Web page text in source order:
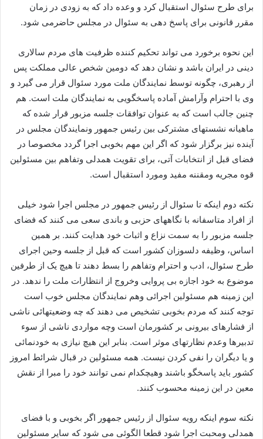
برای طرح سئوال استقبال کرد و وعده داد که به زودی در زمان
مقرر قانونی برای پاسخ دهی به سئوال در مجلس حاضرمی شود.
این نحوه برخورد می تواند تحکیم کننده ظرفیت های مردم سالاری
دینی در ایران باشد و نشان دهد که دومین شخص عالی مملکت پس
از رهبری، چگونه توسط نمایندگان ملت مورد سئوال قرار می گیرد و
وی با احترام وآرامش آماده پاسخگویی به نمایندگان ملت است. هم
چنین جالب است که به عنوان توافقات جلسه مزبور قرار شده که
ماهیانه نشستهای مشترکی بین رئیس جمهور ونمایندگان مجلس در
آینده نیز برگزار شود که اگر این مهم بخوبی اجرا گردد مخصوصا در
فضای قبل از انتخابات آتی، برای تقویت همدلی وتفاهم بین مسئولین
قوه مجریه ومقننه مفید ومورد استقبال است.
نکته دوم اینکه تا سئوال از رئیس جمهور در مجلس اجرا شود خیلی
از افراد متاسفانه با نگاههای حزبی و باندی سعی می کنند که فضای
جلسه مزبور را به سمت نزاع و اثبات خود هدایت کنند. بر همین
اساس، وظیفه دلسوزان کشور است که قبل از جلسه وحین اجرای
طرح سئوال، ادب و احترام وتفاهم را بسط دهند تا هیچ یک از طرفین
موضوع به خود اجازه بی پروایی وخروج از انتظارات ملت را ندهد. در
این زمینه هم مسئولین اجرائی وهم نمایندگان مجلس خوب است
توجه کنند که مردم بخوبی تشخیص می دهند که چه وضعیتهائی ناشی
از فشارهای بیرونی بر کشورمان است وچه مواردی ناشی از سوء
تدبیرها وعدم نظارتهای موثر است. بنابر این هیچ نیازی به خودنمائی
و یا دیگران را نفی کردن نیست. همه مسئولین در قبال شرائط امروز
کشور باید پاسخگو باشند وهیچکدام نمی توانند خود را مبرا از نقش
معین در این زمینه محسوب کنند.
نکته سوم اینکه رویه سئوال از رئیس جمهور اگر بخوبی و با فضای
همدلی ومحبت اجرا شود قطعا الگوئی می شود که سایر مسئولین